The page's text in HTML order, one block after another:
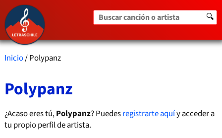
Buscar canción o artista 🔍
Inicio/ Polypanz
Polypanz
¿Acaso eres tú,Polypanz? Puedesregistrarte aquíy acceder a
tu propio perfil de artista.